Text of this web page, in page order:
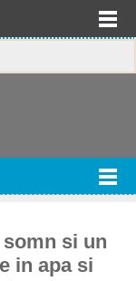
si un
in apa si